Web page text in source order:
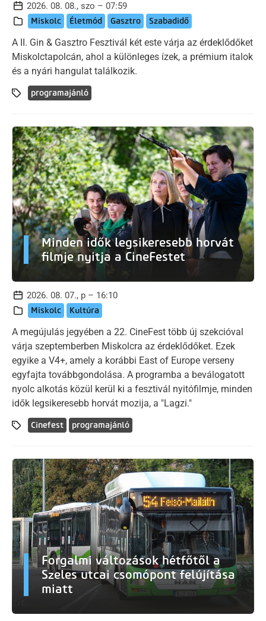
2026. 08. 08., szo – 07:59
Miskolc Életmód Gasztro Szabadidő
A II. Gin & Gasztro Fesztivál két este várja az érdeklődőket
Miskolctapolcán, ahol a különleges ízek, a prémium italok
és a nyári hangulat találkozik.
programajánló
Minden idők legsikeresebb horvát
filmje nyitja a CineFestet
2026. 08. 07., p – 16:10
Miskolc Kultúra
A megújulás jegyében a 22. CineFest több új szekcióval
várja szeptemberben Miskolcra az érdeklődőket. Ezek
egyike a V4+, amely a korábbi East of Europe verseny
egyfajta továbbgondolása. A programba a beválogatott
nyolc alkotás közül kerül ki a fesztivál nyitófilmje, minden
idők legsikeresebb horvát mozija, a "Lagzi."
Cinefest programajánló
Forgalmi változások hétfőtől a
Szeles utcai csomópont felújítása
miatt